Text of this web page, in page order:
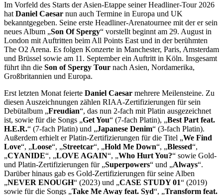
Im Vorfeld des Starts der Asien-Etappe seiner Headliner-Tour 2026
hat Daniel Caesar nun auch Termine in Europa und UK
bekanntgegeben. Seine erste Headliner-Arenatournee mit der er sein
neues Album „Son Of Spergy“ vorstellt beginnt am 29. August in
London mit Auftritten beim All Points East und in der berühmten
The O2 Arena. Es folgen Konzerte in Manchester, Paris, Amsterdam
und Brüssel sowie am 11. September ein Auftritt in Köln. Insgesamt
führt ihn die Son of Spergy Tour nach Asien, Nordamerika,
Großbritannien und Europa.
Erst letzten Monat feierte Daniel Caesar mehrere Meilensteine. Zu
diesen Auszeichnungen zählen RIAA-Zertifizierungen für sein
Debütalbum „Freudian“, das nun 2-fach mit Platin ausgezeichnet
ist, sowie für die Songs „Get You“ (7-fach Platin), „Best Part feat.
H.E.R.“ (7-fach Platin) und „Japanese Denim“ (3-fach Platin).
Außerdem erhielt er Platin-Zertifizierungen für die Titel „We Find
Love“, „Loose“, „Streetcar“, „Hold Me Down“, „Blessed“,
„CYANIDE“, „LOVE AGAIN“, „Who Hurt You?“ sowie Gold-
und Platin-Zertifizierungen für „Superpowers“ und „Always“.
Darüber hinaus gab es Gold-Zertifizierungen für seine Alben
„NEVER ENOUGH“ (2023) und „CASE STUDY 01“ (2019)
sowie für die Songs „Take Me Away feat. Syd“, „Transform feat.